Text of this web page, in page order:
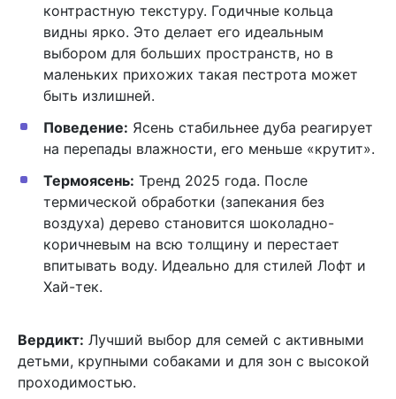
контрастную текстуру. Годичные кольца
видны ярко. Это делает его идеальным
выбором для больших пространств, но в
маленьких прихожих такая пестрота может
быть излишней.
Поведение: Ясень стабильнее дуба реагирует
на перепады влажности, его меньше «крутит».
Термоясень: Тренд 2025 года. После
термической обработки (запекания без
воздуха) дерево становится шоколадно-
коричневым на всю толщину и перестает
впитывать воду. Идеально для стилей Лофт и
Хай-тек.
Вердикт: Лучший выбор для семей с активными
детьми, крупными собаками и для зон с высокой
проходимостью.